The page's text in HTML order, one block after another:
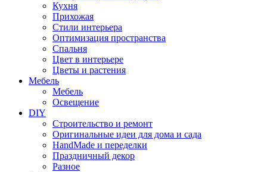
Кухня
Прихожая
Стили интерьера
Оптимизация пространства
Спальня
Цвет в интерьере
Цветы и растения
Мебель
Мебель
Освещение
DIY
Строительство и ремонт
Оригинальные идеи для дома и сада
HandMade и переделки
Праздничный декор
Разное